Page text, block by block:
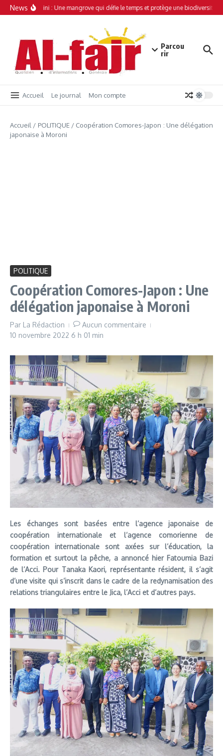
Aller au contenu
News
Simamboini : Une mangrove qui défie le temps et protège une biodiversité
Parcou
rir
Accueil Le journal Mon compte
Accueil / POLITIQUE/ Coopération Comores-Japon : Une délégation
japonaise à Moroni
POLITIQUE
Coopération Comores-Japon : Une
délégation japonaise à Moroni
Par La Rédaction
Aucun commentaire
10 novembre 2022 6 h 01 min
Les échanges sont basées entre l’agence japonaise de
coopération internationale et l’agence comorienne de
coopération internationale sont axées sur l’éducation, la
formation et surtout la pêche, a annoncé hier Fatoumia Bazi
de l’Acci. Pour Tanaka Kaori, représentante résident, il s’agit
d’une visite qui s’inscrit dans le cadre de la redynamisation des
relations triangulaires entre le Jica, l’Acci et d’autres pays.